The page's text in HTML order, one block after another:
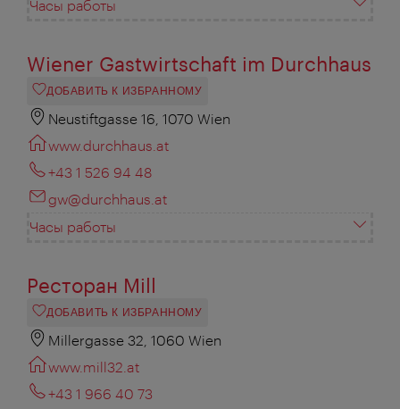
Часы работы
Wiener Gastwirtschaft im Durchhaus
ДОБАВИТЬ К ИЗБРАННОМУ
Neustiftgasse 16, 1070 Wien
www.durchhaus.at
+43 1 526 94 48
gw@durchhaus.at
Часы работы
Ресторан Mill
ДОБАВИТЬ К ИЗБРАННОМУ
Millergasse 32, 1060 Wien
www.mill32.at
+43 1 966 40 73